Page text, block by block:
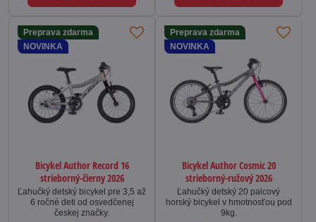
Preprava zdarma
NOVINKA
Bicykel Author Record 16
strieborný-čierny 2026
Ľahučký detský bicykel pre 3,5 až
6 ročné deti od osvedčenej
českej značky.
Preprava zdarma
NOVINKA
Bicykel Author Cosmic 20
strieborný-ružový 2026
Ľahučký detský 20 palcový
horský bicykel v hmotnosťou pod
9kg.